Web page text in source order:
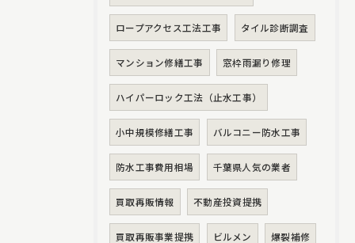
ロープアクセス工法工事 タイル診断調査
マンション修繕工事 窓枠雨漏り修理
ハイパーロック工法（止水工事）
小中規模修繕工事 バルコニー防水工事
防水工事費用相場 千葉県人気の業者
買取再販情報 不動産投資提携
買取再販事業提携 ビルメン 爆裂補修